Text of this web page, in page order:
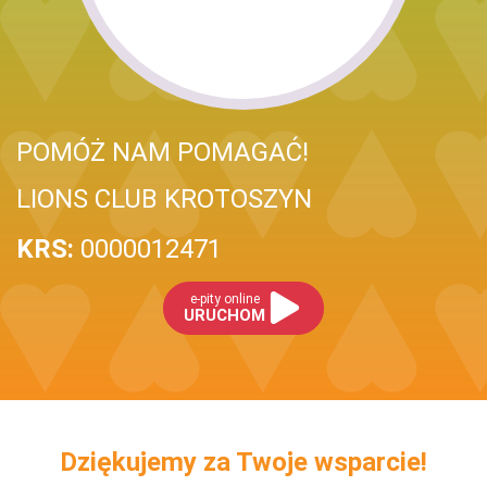
POMÓŻ NAM POMAGAĆ!
LIONS CLUB KROTOSZYN
KRS: 0000012471
e-pity online
URUCHOM
Dziękujemy za Twoje wsparcie!